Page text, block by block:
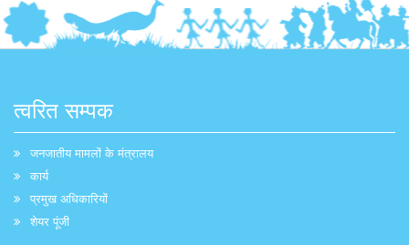
त्वरित सम्पक
जनजातीय मामलों के मंत्रालय
कार्य
प्रमुख अधिकारियों
शेयर पूंजी